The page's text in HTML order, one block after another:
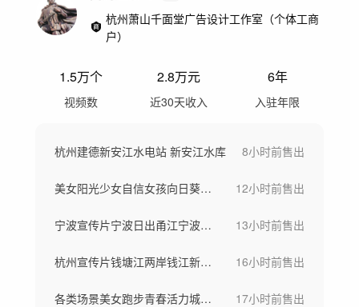
杭州萧山千面堂广告设计工作室（个体工商
户）
1.5万个
视频数
2.8万元
近30天收入
6年
入驻年限
杭州建德新安江水电站 新安江水库 8小时前售出
美女阳光少女自信女孩向日葵稻田骑车画画 12小时前售出
宁波宣传片宁波日出甬江宁波舟山港东钱湖 13小时前售出
杭州宣传片钱塘江两岸钱江新城航拍杭州云海 16小时前售出
各类场景美女跑步青春活力城市运动宣传晨跑 17小时前售出